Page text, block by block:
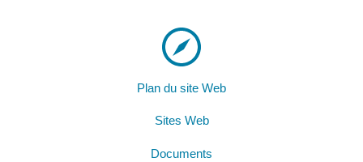
Plan du site Web
Sites Web
Documents